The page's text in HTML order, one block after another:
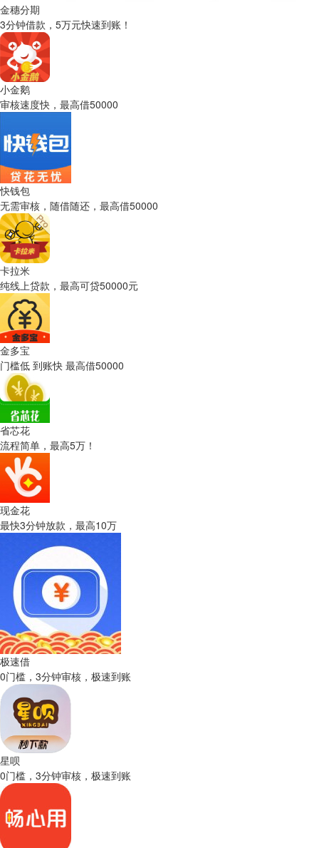
金穗分期
3分钟借款，5万元快速到账！
小金鹅
审核速度快，最高借50000
快钱包
无需审核，随借随还，最高借50000
卡拉米
纯线上贷款，最高可贷50000元
金多宝
门槛低 到账快 最高借50000
省芯花
流程简单，最高5万！
现金花
最快3分钟放款，最高10万
极速借
0门槛，3分钟审核，极速到账
星呗
0门槛，3分钟审核，极速到账